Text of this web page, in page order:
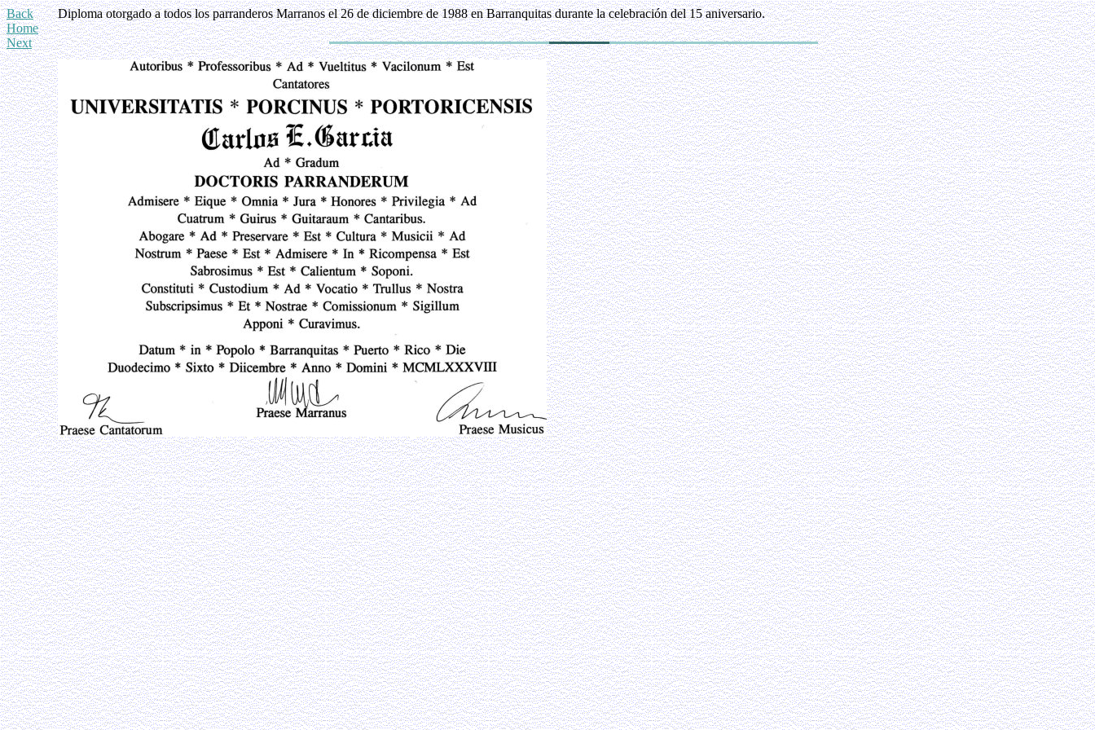
Back
Home
Next
Diploma otorgado a todos los parranderos Marranos el 26 de diciembre de 1988 en Barranquitas durante la celebración del 15 aniversario.